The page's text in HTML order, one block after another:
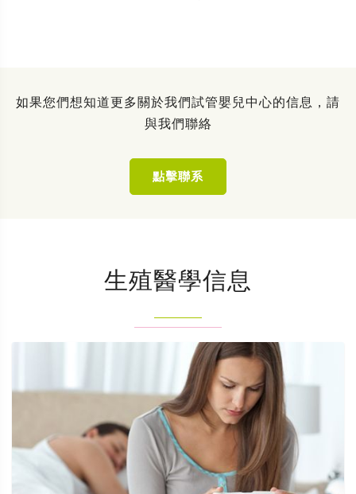
如果您們想知道更多關於我們試管嬰兒中心的信息，請
與我們聯絡
點擊聯系
生殖醫學信息